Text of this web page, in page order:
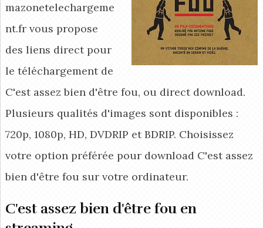
mazonetelechargeme
nt.fr vous propose
des liens direct pour
le téléchargement de
C'est assez bien d'être fou, ou direct download.
Plusieurs qualités d'images sont disponibles :
720p, 1080p, HD, DVDRIP et BDRIP. Choisissez
votre option préférée pour download C'est assez
bien d'être fou sur votre ordinateur.
C'est assez bien d'être fou en